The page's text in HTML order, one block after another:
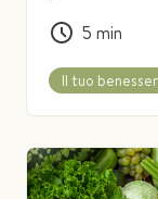
5 min
Il tuo